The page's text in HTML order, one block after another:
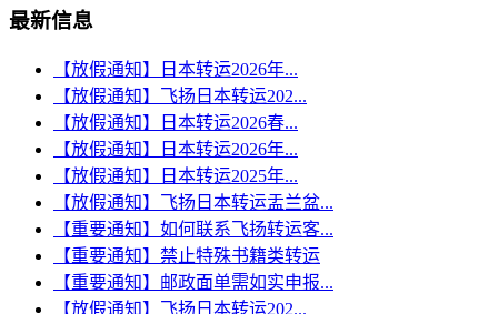
最新信息
【放假通知】日本转运2026年...
【放假通知】飞扬日本转运202...
【放假通知】日本转运2026春...
【放假通知】日本转运2026年...
【放假通知】日本转运2025年...
【放假通知】飞扬日本转运盂兰盆...
【重要通知】如何联系飞扬转运客...
【重要通知】禁止特殊书籍类转运
【重要通知】邮政面单需如实申报...
【放假通知】飞扬日本转运202...